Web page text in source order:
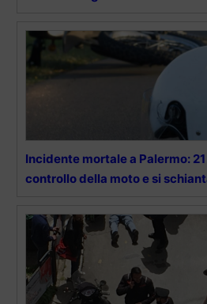
Incidente mortale a Palermo:
controllo della moto e si